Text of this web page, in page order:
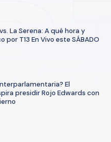
La Serena: A qué hora y
por T13 En Vivo este SÁBADO
El
presidir Rojo Edwards con